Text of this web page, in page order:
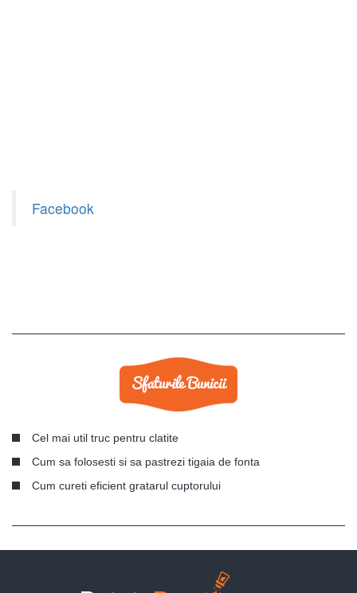
Facebook
Cel mai util truc pentru clatite
Cum sa folosesti si sa pastrezi tigaia de fonta
Cum cureti eficient gratarul cuptorului